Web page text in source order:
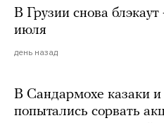
В Грузии снова
июля
день назад
В Сандармохе казаки и
попытались сорвать